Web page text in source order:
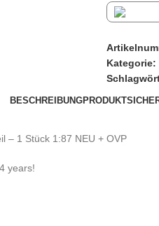
Kategorie:
BESCHREIBUNG
– 1 Stück 1:87 NEU + OVP
years!